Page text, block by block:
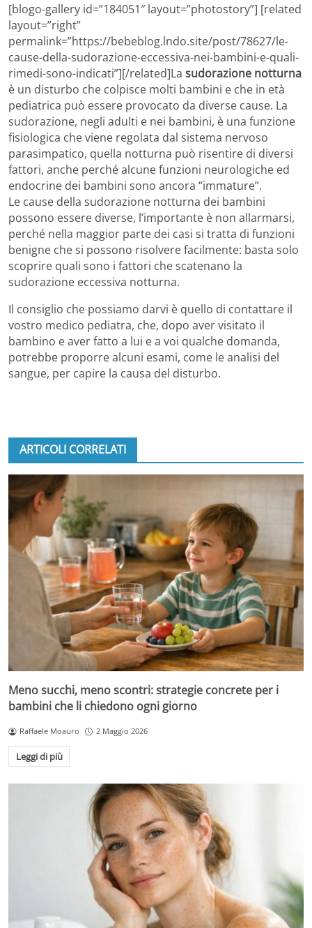
[blogo-gallery id=”184051″ layout=”photostory”] [related
layout=”right”
permalink=”https://bebeblog.lndo.site/post/78627/le-
cause-della-sudorazione-eccessiva-nei-bambini-e-quali-
rimedi-sono-indicati”][/related]La sudorazione notturna
è un disturbo che colpisce molti bambini e che in età
pediatrica può essere provocato da diverse cause. La
sudorazione, negli adulti e nei bambini, è una funzione
fisiologica che viene regolata dal sistema nervoso
parasimpatico, quella notturna può risentire di diversi
fattori, anche perché alcune funzioni neurologiche ed
endocrine dei bambini sono ancora “immature”.
Le cause della sudorazione notturna dei bambini
possono essere diverse, l’importante è non allarmarsi,
perché nella maggior parte dei casi si tratta di funzioni
benigne che si possono risolvere facilmente: basta solo
scoprire quali sono i fattori che scatenano la
sudorazione eccessiva notturna.
Il consiglio che possiamo darvi è quello di contattare il
vostro medico pediatra, che, dopo aver visitato il
bambino e aver fatto a lui e a voi qualche domanda,
potrebbe proporre alcuni esami, come le analisi del
sangue, per capire la causa del disturbo.
ARTICOLI CORRELATI
Meno succhi, meno scontri: strategie concrete per i
bambini che li chiedono ogni giorno
Raffaele Moauro 2 Maggio 2026
Leggi di più